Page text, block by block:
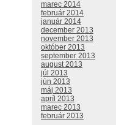
marec 2014
február 2014
január 2014
december 2013
november 2013
október 2013
september 2013
august 2013
júl 2013
jún 2013
máj 2013
apríl 2013
marec 2013
február 2013